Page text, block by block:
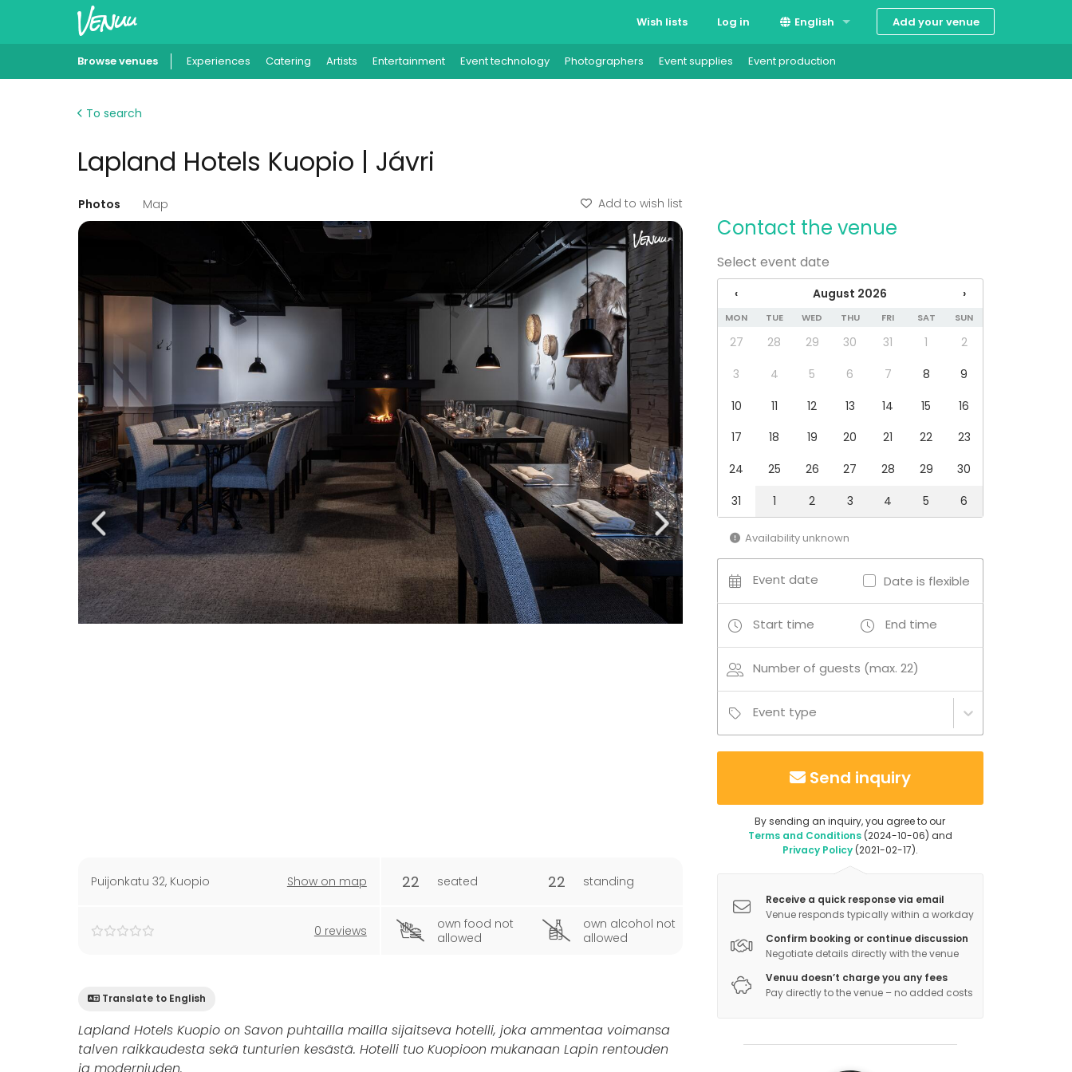
Wish lists Log in English
Suomi
Add your venue
Browse venues Experiences Catering Artists Entertainment Event technology Photographers Event supplies Event production
To search
Lapland Hotels Kuopio | Jávri
Photos Map Add to wish list
Puijonkatu 32, Kuopio Show on map
0 reviews
22 seated 22 standing
own food not
allowed
own alcohol not
allowed
Translate to English
Lapland Hotels Kuopio on Savon puhtailla mailla sijaitseva hotelli, joka ammentaa voimansa
talven raikkaudesta sekä tunturien kesästä. Hotelli tuo Kuopioon mukanaan Lapin rentouden
Contact the venue
Select event date
‹ August 2026 ›
MON TUE WED THU FRI SAT SUN
27 28 29 30 31 1
2
3
4 5 6 7 8
9
10
11 12 13 14 15
16
17
18 19 20 21 22
23
24
25 26 27 28 29
30
31
1 2 3 4 5 6
Availability unknown
Event date Date is flexible
Start time End time
Number of guests (max. 22)
Event type
Send inquiry
By sending an inquiry, you agree to our
Terms and Conditions(2024-10-06) and
Privacy Policy(2021-02-17).
Receive a quick response via email
Venue responds typically within a workday
Confirm booking or continue discussion
Negotiate details directly with the venue
Venuu doesn’t charge you any fees
Pay directly to the venue – no added costs